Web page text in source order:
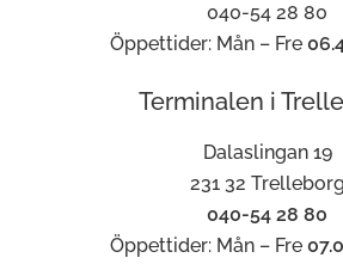
040-54 28 80
Öppettider: Mån – Fre
Terminalen i
Dalaslingan 19
231 32 Trelleborg
040-54 28 80
Öppettider: Mån – Fre